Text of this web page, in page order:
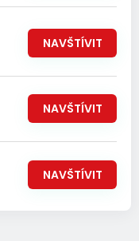
NAVŠTÍVIT
NAVŠTÍVIT
NAVŠTÍVIT